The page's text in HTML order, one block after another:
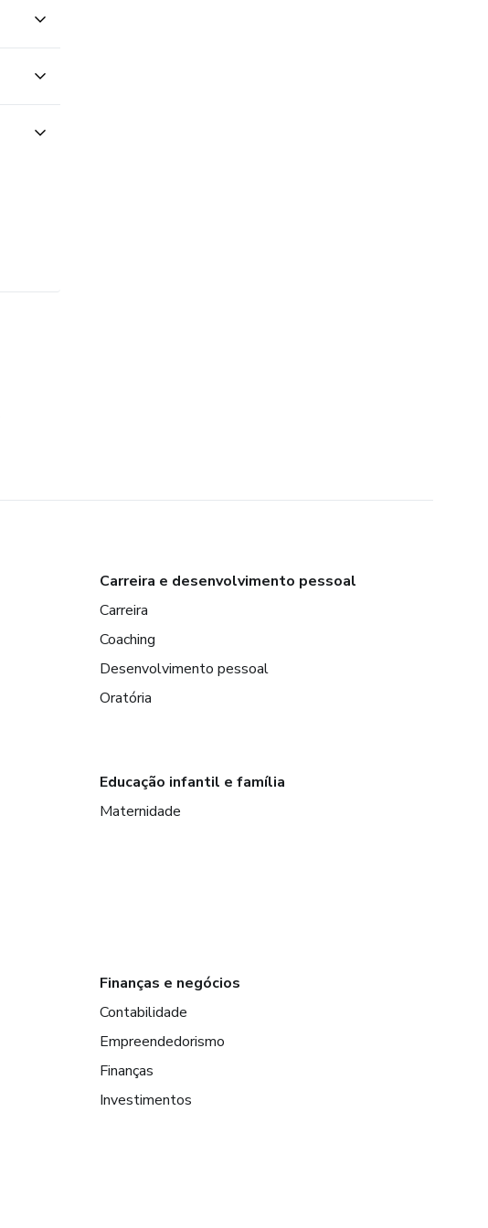
Carreira e desenvolvimento pessoal
Carreira
Coaching
Desenvolvimento pessoal
Oratória
Educação infantil e família
Maternidade
Finanças e negócios
Contabilidade
Empreendedorismo
Finanças
Investimentos